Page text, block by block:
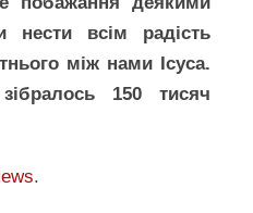
нести всім радість
між нами Ісуса.
150 тисяч
.